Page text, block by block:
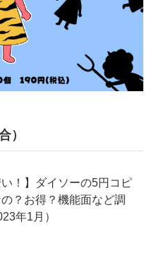
）
い！】ダイソーの5円コピ
？お得？機能面など調
年1月）